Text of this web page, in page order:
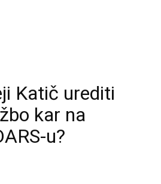
Katič urediti
kar na
u?